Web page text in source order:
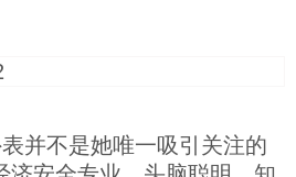
并不是她唯一吸引关注的